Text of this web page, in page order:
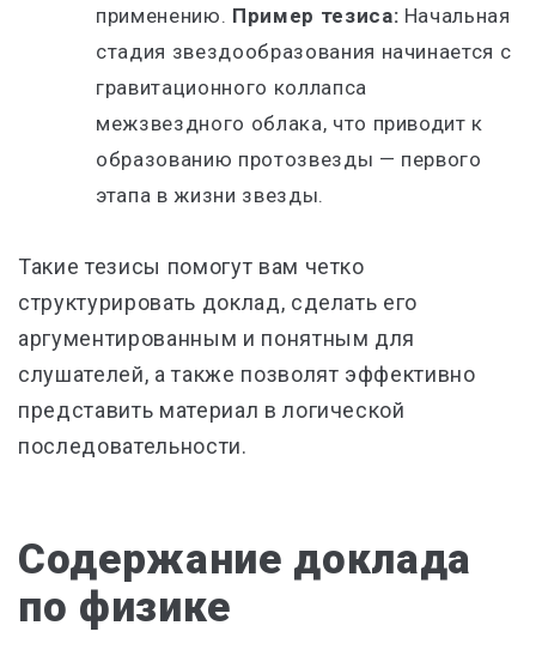
применению. Пример тезиса: Начальная
стадия звездообразования начинается с
гравитационного коллапса
межзвездного облака, что приводит к
образованию протозвезды — первого
этапа в жизни звезды.
Такие тезисы помогут вам четко
структурировать доклад, сделать его
аргументированным и понятным для
слушателей, а также позволят эффективно
представить материал в логической
последовательности.
Содержание доклада
по физике